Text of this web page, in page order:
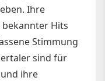
Ihre
Hits
Stimmung
sind für
ihre